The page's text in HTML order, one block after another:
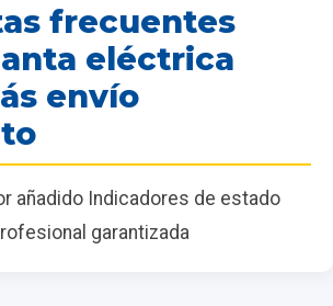
frecuentes
eléctrica
envío
añadido Indicadores de estado
garantizada